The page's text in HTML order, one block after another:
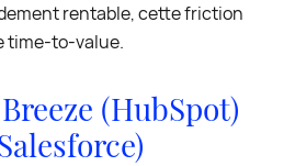
rentable, cette friction
time-to-value.
(HubSpot)